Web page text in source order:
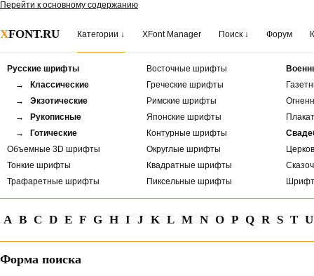
Перейти к основному содержанию
XFONT.RU Категории ↓ XFont Manager Поиск ↓ Форум
Русские шрифты
→ Классические
→ Экзотические
→ Рукописные
→ Готические
Объемные 3D шрифты
Тонкие шрифты
Трафаретные шрифты
Восточные шрифты
Греческие шрифты
Римские шрифты
Японские шрифты
Контурные шрифты
Округлые шрифты
Квадратные шрифты
Пиксельные шрифты
A B C D E F G H I J K L M N O P Q R S T U
Форма поиска